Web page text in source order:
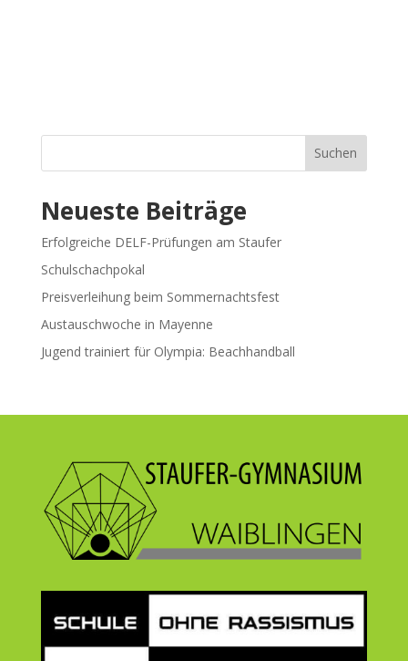
Suchen
Neueste Beiträge
Erfolgreiche DELF-Prüfungen am Staufer
Schulschachpokal
Preisverleihung beim Sommernachtsfest
Austauschwoche in Mayenne
Jugend trainiert für Olympia: Beachhandball